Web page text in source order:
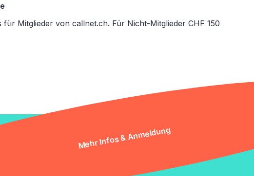
für Mitglieder von callnet.ch. Für Nicht-Mitglieder CHF 150
Mehr Infos & Anmeldung